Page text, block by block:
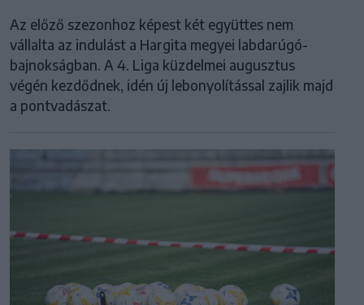
Az előző szezonhoz képest két együttes nem
vállalta az indulást a Hargita megyei labdarúgó-
bajnokságban. A 4. Liga küzdelmei augusztus
végén kezdődnek, idén új lebonyolítással zajlik majd
a pontvadászat.